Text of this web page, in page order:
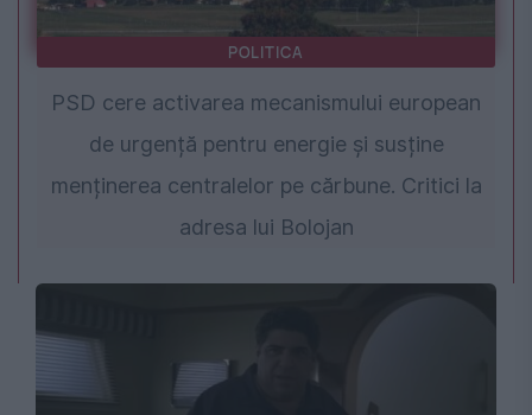
POLITICA
PSD cere activarea mecanismului european
de urgență pentru energie și susține
menținerea centralelor pe cărbune. Critici la
adresa lui Bolojan